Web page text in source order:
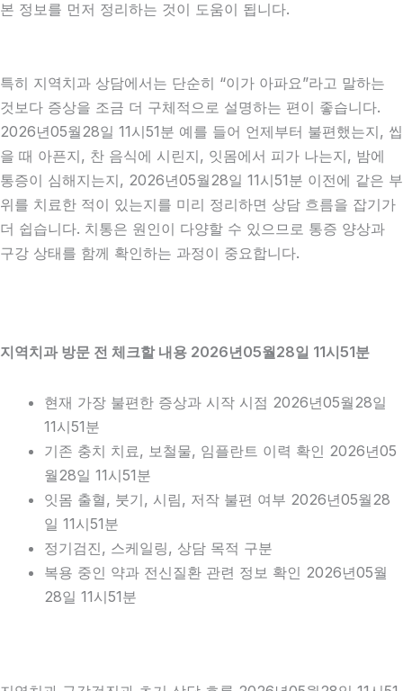
본 정보를 먼저 정리하는 것이 도움이 됩니다.
특히 지역치과 상담에서는 단순히 “이가 아파요”라고 말하는
것보다 증상을 조금 더 구체적으로 설명하는 편이 좋습니다.
2026년05월28일 11시51분 예를 들어 언제부터 불편했는지, 씹
을 때 아픈지, 찬 음식에 시린지, 잇몸에서 피가 나는지, 밤에
통증이 심해지는지, 2026년05월28일 11시51분 이전에 같은 부
위를 치료한 적이 있는지를 미리 정리하면 상담 흐름을 잡기가
더 쉽습니다. 치통은 원인이 다양할 수 있으므로 통증 양상과
구강 상태를 함께 확인하는 과정이 중요합니다.
지역치과 방문 전 체크할 내용 2026년05월28일 11시51분
현재 가장 불편한 증상과 시작 시점 2026년05월28일
11시51분
기존 충치 치료, 보철물, 임플란트 이력 확인 2026년05
월28일 11시51분
잇몸 출혈, 붓기, 시림, 저작 불편 여부 2026년05월28
일 11시51분
정기검진, 스케일링, 상담 목적 구분
복용 중인 약과 전신질환 관련 정보 확인 2026년05월
28일 11시51분